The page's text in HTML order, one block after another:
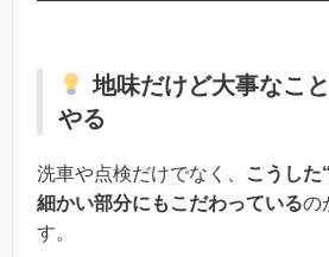
地味だけど大事なこ
やる
洗車や点検だけでなく、
こうした
細かい部分にもこだわっているの
す。